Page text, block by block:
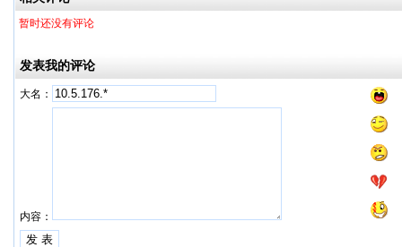
暂时还没有评论
发表我的评论
大名：
内容：